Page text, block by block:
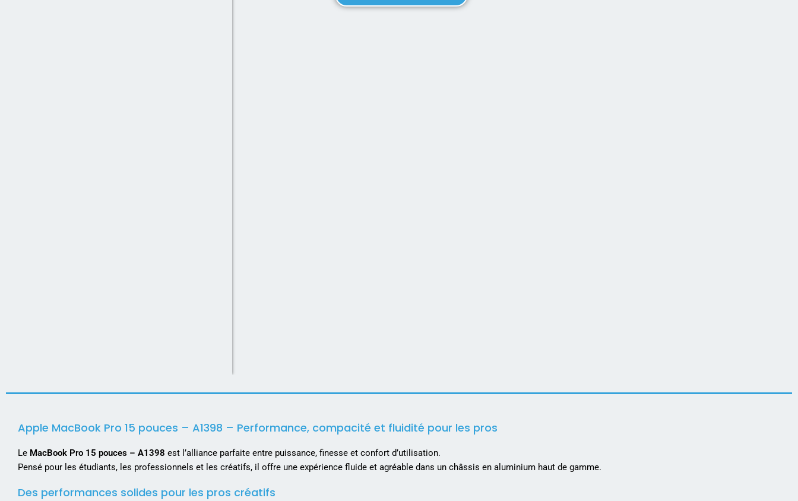
Apple MacBook Pro 15 pouces – A1398 – Performance, compacité et fluidité pour les pros
Le MacBook Pro 15 pouces – A1398 est l’alliance parfaite entre puissance, finesse et confort d’utilisation.
Pensé pour les étudiants, les professionnels et les créatifs, il offre une expérience fluide et agréable dans un châssis en aluminium haut de gamme.
Des performances solides pour les pros créatifs